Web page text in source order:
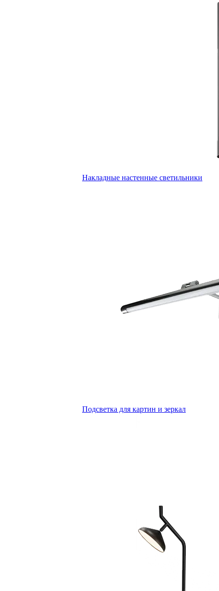
Накладные настенные светильники
Подсветка для картин и зеркал